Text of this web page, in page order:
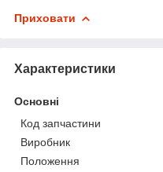
Приховати
Характеристики
Основні
Код запчастини
Виробник
Положення